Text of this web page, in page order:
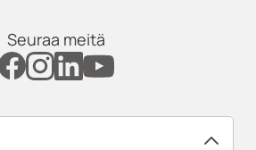
Seuraa meitä